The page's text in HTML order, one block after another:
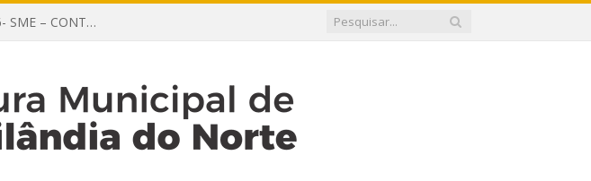
AVISO DE DISPENSA DE LICITAÇÃO Nº 400012/2026- SME – CONTRATAÇÃO DE EMPRESA ESPECIALIZADA PARA LOCAÇÃO DE ÔNIBUS EXECUTIVO COM CAPACIDADE DE 60 (SESSENTA) POLTRONAS, PARA TRANSPORTAR PROFESSORES RESPONSÁVEIS E ALUNOS PARA BRASÍLIA, COM SAÍDA DIA 10/08/2026 E RETORNO DIA 14/08/2026